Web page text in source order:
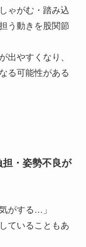
ゃがむ・踏み込
う動きを股関節
出やすくなり、
る可能性がある
・姿勢不良が
がする…」
ていることもあ